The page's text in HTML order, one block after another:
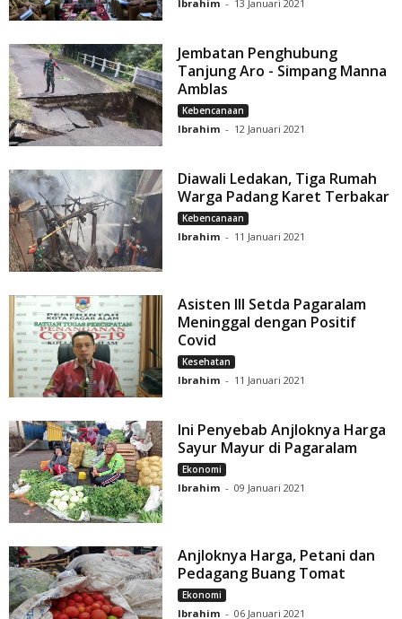
Ibrahim - 13 Januari 2021
Jembatan Penghubung
Tanjung Aro - Simpang Manna
Amblas
Kebencanaan
Ibrahim - 12 Januari 2021
Diawali Ledakan, Tiga Rumah
Warga Padang Karet Terbakar
Kebencanaan
Ibrahim - 11 Januari 2021
Asisten III Setda Pagaralam
Meninggal dengan Positif
Covid
Kesehatan
Ibrahim - 11 Januari 2021
Ini Penyebab Anjloknya Harga
Sayur Mayur di Pagaralam
Ekonomi
Ibrahim - 09 Januari 2021
Anjloknya Harga, Petani dan
Pedagang Buang Tomat
Ekonomi
Ibrahim - 06 Januari 2021